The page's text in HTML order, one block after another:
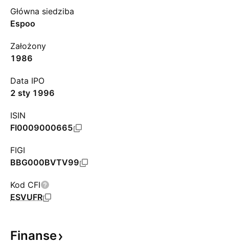
Główna siedziba
Espoo
Założony
1986
Data IPO
2 sty 1996
ISIN
FI0009000665
FIGI
BBG000BVTV99
Kod CFI
ESVUFR
Finanse